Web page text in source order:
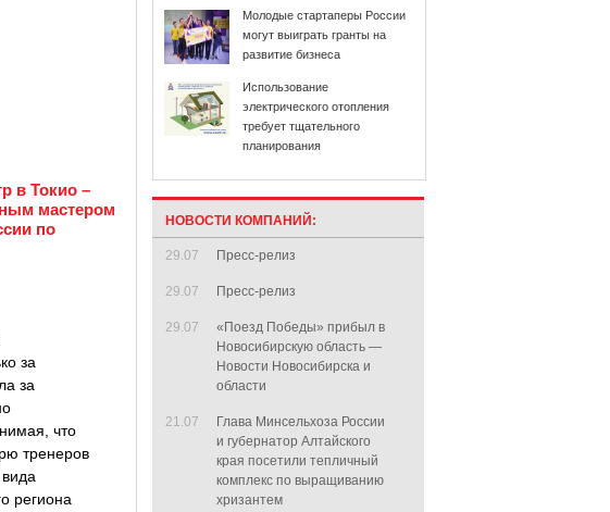
в Токио –
мастером
по
за
за
что
тренеров
региона
Молодые стартаперы России
могут выиграть гранты на
развитие бизнеса
Использование
электрического отопления
требует тщательного
планирования
НОВОСТИ КОМПАНИЙ:
29.07 Пресс-релиз
29.07 Пресс-релиз
29.07
«Поезд Победы» прибыл в
Новосибирскую область —
Новости Новосибирска и
области
21.07
Глава Минсельхоза России
и губернатор Алтайского
края посетили тепличный
комплекс по выращиванию
хризантем